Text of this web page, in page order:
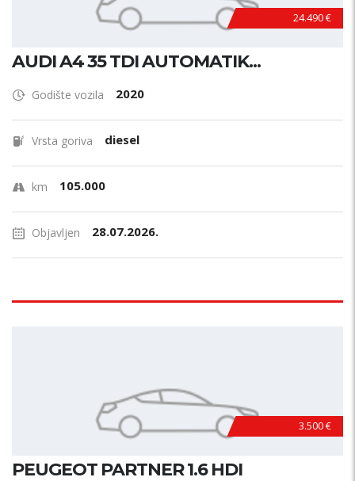
24.490 €
AUDI A4 35 TDI AUTOMATIK...
Godište vozila 2020
Vrsta goriva diesel
km 105.000
Objavljen 28.07.2026.
3.500 €
PEUGEOT PARTNER 1.6 HDI